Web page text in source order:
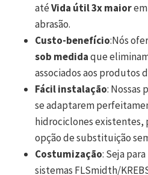
atéVida útil 3x maior
abrasão.
Custo-benefício:Nós
sob medidaque
associados aos produtos
Fácil instalação: Nossas
se adaptarem
hidrociclones existentes,
opção de substituição
Costumização: Seja
sistemas FLSmidth/